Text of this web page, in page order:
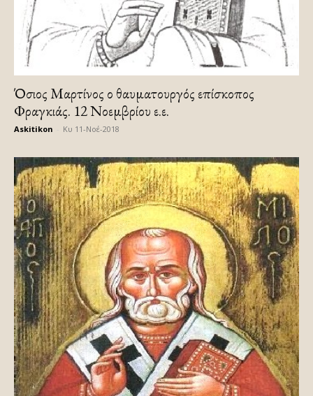
Όσιος Μαρτίνος ο θαυματουργός επίσκοπος
Φραγκιάς. 12 Νοεμβρίου ε.ε.
Askitikon Κυ 11-Νοέ-2018